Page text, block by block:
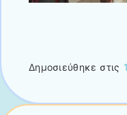
Δημοσιεύθηκε στις